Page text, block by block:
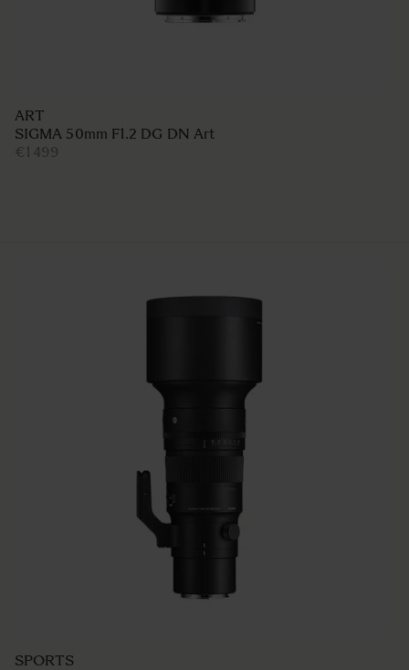
ART
SIGMA 50mm F1.2 DG DN Art
€1 499
SPORTS